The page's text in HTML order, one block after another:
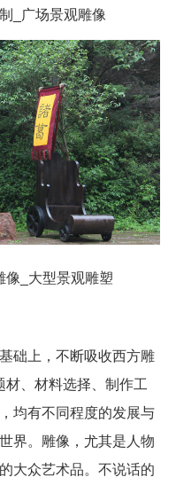
_广场景观雕像
像_大型景观雕塑
础上，不断吸收西方雕
材、材料选择、制作工
均有不同程度的发展与
界。雕像，尤其是人物
大众艺术品。不说话的